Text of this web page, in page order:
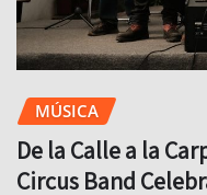
MÚSICA
De la Calle a la
Circus Band